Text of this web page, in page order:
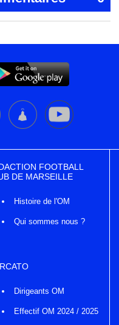
FOOTBALL
DE MARSEILLE
Histoire de l'OM
Qui sommes nous ?
Dirigeants OM
Effectif OM 2024 / 2025